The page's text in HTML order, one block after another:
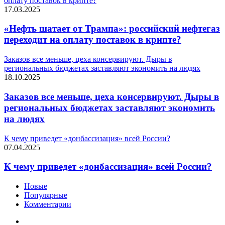
17.03.2025
«Нефть шатает от Трампа»: российский нефтегаз
переходит на оплату поставок в крипте?
Заказов все меньше, цеха консервируют. Дыры в
региональных бюджетах заставляют экономить на людях
18.10.2025
Заказов все меньше, цеха консервируют. Дыры в
региональных бюджетах заставляют экономить
на людях
К чему приведет «донбассизация» всей России?
07.04.2025
К чему приведет «донбассизация» всей России?
Новые
Популярные
Комментарии